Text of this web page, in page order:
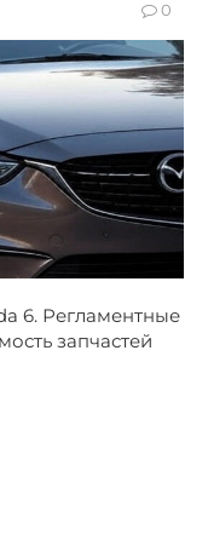
0
6. Регламентные
запчастей